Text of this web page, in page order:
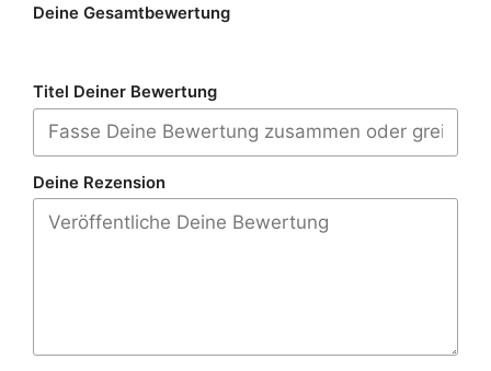
Deine Gesamtbewertung
Titel Deiner Bewertung
Deine Rezension